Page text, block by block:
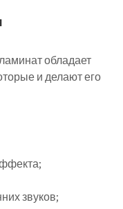
обладает
и делают его
звуков;